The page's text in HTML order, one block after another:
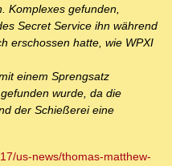
Komplexes gefunden,
Secret Service ihn während
erschossen hatte, wie WPXI
einem Sprengsatz
wurde, da die
der Schießerei eine
us-news/thomas-matthew-